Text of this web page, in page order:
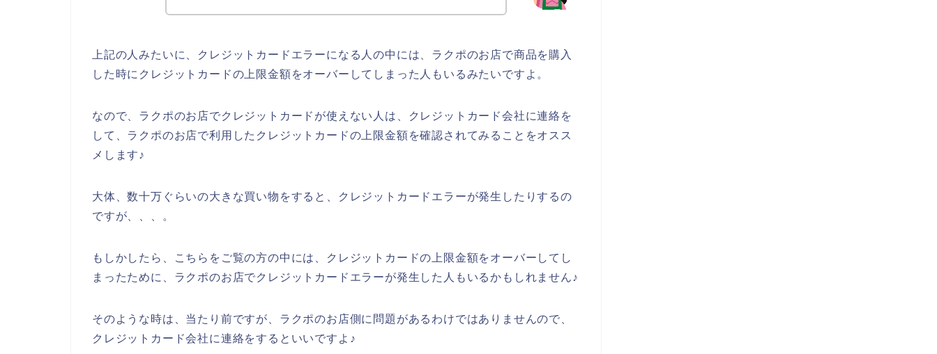
上記の人みたいに、クレジットカードエラーになる人の中には、ラクポのお店で商品を購入
した時にクレジットカードの上限金額をオーバーしてしまった人もいるみたいですよ。
なので、ラクポのお店でクレジットカードが使えない人は、クレジットカード会社に連絡を
して、ラクポのお店で利用したクレジットカードの上限金額を確認されてみることをオスス
メします♪
大体、数十万ぐらいの大きな買い物をすると、クレジットカードエラーが発生したりするの
ですが、、、。
もしかしたら、こちらをご覧の方の中には、クレジットカードの上限金額をオーバーしてし
まったために、ラクポのお店でクレジットカードエラーが発生した人もいるかもしれません♪
そのような時は、当たり前ですが、ラクポのお店側に問題があるわけではありませんので、
クレジットカード会社に連絡をするといいですよ♪